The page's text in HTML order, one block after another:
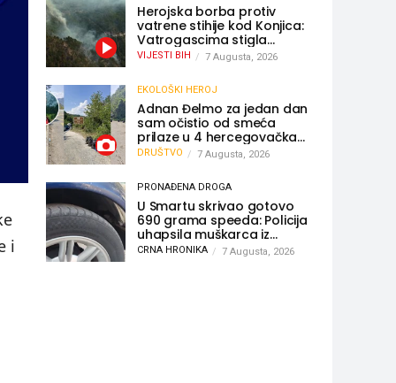
i
Herojska borba protiv
vatrene stihije kod Konjica:
Vatrogascima stigla
pomoć iz Sarajeva,
helikopteri i Air Tractori
udružili snage
VIJESTI BIH 7 Augusta, 2026
EKOLOŠKI HEROJ
Adnan Đelmo za jedan dan
sam očistio od smeća
prilaze u 4 hercegovačka
grada: “Danas nisam čistio
samo smeće, čistio sam
sliku o nama”
DRUŠTVO 7 Augusta, 2026
PRONAĐENA DROGA
U Smartu skrivao gotovo
690 grama speeda: Policija
uhapsila muškarca iz
Hercegovine
CRNA HRONIKA 7 Augusta, 2026